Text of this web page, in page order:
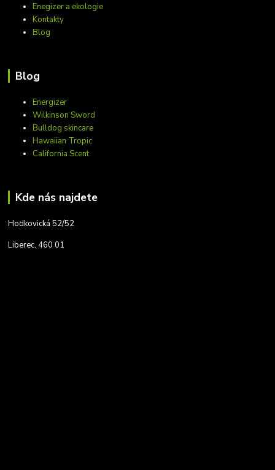
Enegizer a ekologie
Kontakty
Blog
Blog
Energizer
Wilkinson Sword
Bulldog skincare
Hawaiian Tropic
California Scent
Kde nás najdete
Hodkovická 52/52
Liberec, 460 01